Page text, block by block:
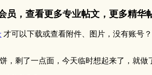
员，查看更多专业帖文，更多精华
才可以下载或查看附件、图片，没有账号
，剩了一点面，今天临时想起来了，就